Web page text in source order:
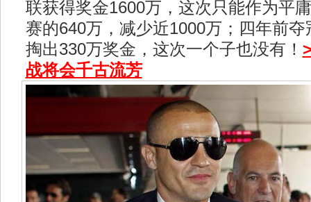
联获得奖金1600万，这次只能作为平
赛的640万，减少近1000万；四年前
掏出330万奖金，这次一个子也没有！
战将会千古流芳